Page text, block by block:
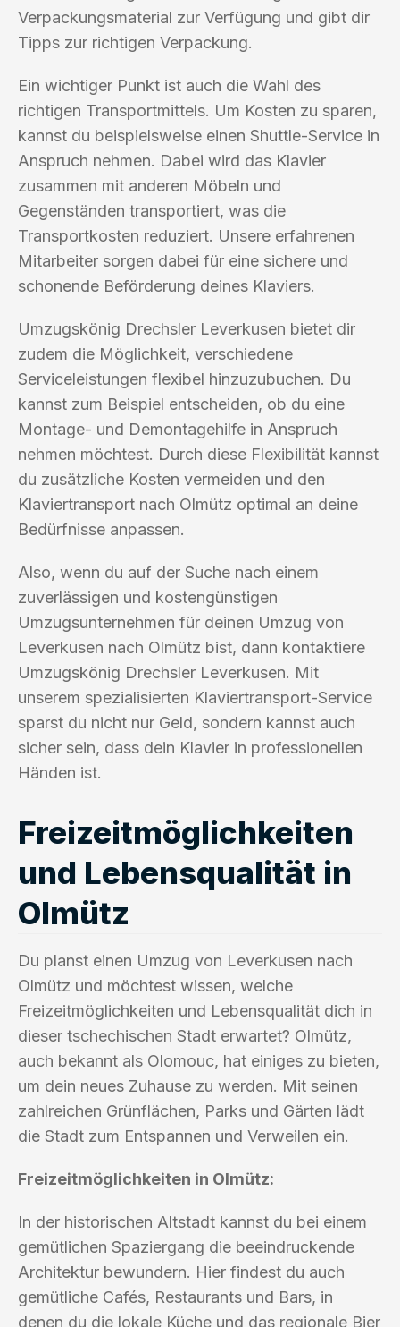
Verpackungsmaterial zur Verfügung und gibt dir
Tipps zur richtigen Verpackung.
Ein wichtiger Punkt ist auch die Wahl des
richtigen Transportmittels. Um Kosten zu sparen,
kannst du beispielsweise einen Shuttle-Service in
Anspruch nehmen. Dabei wird das Klavier
zusammen mit anderen Möbeln und
Gegenständen transportiert, was die
Transportkosten reduziert. Unsere erfahrenen
Mitarbeiter sorgen dabei für eine sichere und
schonende Beförderung deines Klaviers.
Umzugskönig Drechsler Leverkusen bietet dir
zudem die Möglichkeit, verschiedene
Serviceleistungen flexibel hinzuzubuchen. Du
kannst zum Beispiel entscheiden, ob du eine
Montage- und Demontagehilfe in Anspruch
nehmen möchtest. Durch diese Flexibilität kannst
du zusätzliche Kosten vermeiden und den
Klaviertransport nach Olmütz optimal an deine
Bedürfnisse anpassen.
Also, wenn du auf der Suche nach einem
zuverlässigen und kostengünstigen
Umzugsunternehmen für deinen Umzug von
Leverkusen nach Olmütz bist, dann kontaktiere
Umzugskönig Drechsler Leverkusen. Mit
unserem spezialisierten Klaviertransport-Service
sparst du nicht nur Geld, sondern kannst auch
sicher sein, dass dein Klavier in professionellen
Händen ist.
Freizeitmöglichkeiten
und Lebensqualität in
Olmütz
Du planst einen Umzug von Leverkusen nach
Olmütz und möchtest wissen, welche
Freizeitmöglichkeiten und Lebensqualität dich in
dieser tschechischen Stadt erwartet? Olmütz,
auch bekannt als Olomouc, hat einiges zu bieten,
um dein neues Zuhause zu werden. Mit seinen
zahlreichen Grünflächen, Parks und Gärten lädt
die Stadt zum Entspannen und Verweilen ein.
Freizeitmöglichkeiten in Olmütz:
In der historischen Altstadt kannst du bei einem
gemütlichen Spaziergang die beeindruckende
Architektur bewundern. Hier findest du auch
gemütliche Cafés, Restaurants und Bars, in
denen du die lokale Küche und das regionale Bier